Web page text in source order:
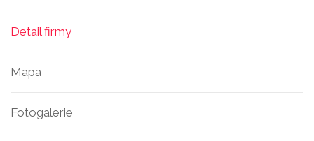
Detail firmy
Mapa
Fotogalerie